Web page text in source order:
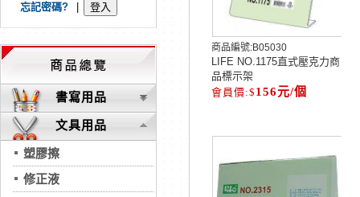
忘記密碼?
書寫用品
文具用品
塑膠擦
修正液
商品編號:B05030
LIFE NO.1175直式壓克力商
品標示架
156元/個